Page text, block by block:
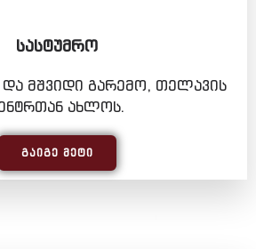
ᲡᲐᲡᲢᲣᲛᲠᲝ
მშვიდი გარემო, თელავის
ახლოს.
ᲒᲐᲘᲒᲔ ᲛᲔᲢᲘ